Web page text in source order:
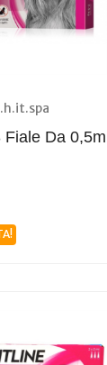
Fiale Da